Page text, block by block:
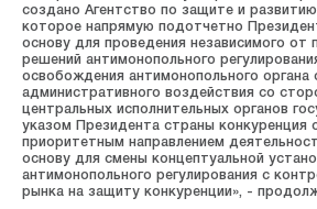
создано Агентство по защите и
которое напрямую подотчетно
основу для проведения независимого от
решений антимонопольного
освобождения антимонопольного органа
административного воздействия со
центральных исполнительных органов
указом Президента страны конкуренция
приоритетным направлением
основу для смены концептуальной
антимонопольного регулирования с
рынка на защиту конкуренции», -